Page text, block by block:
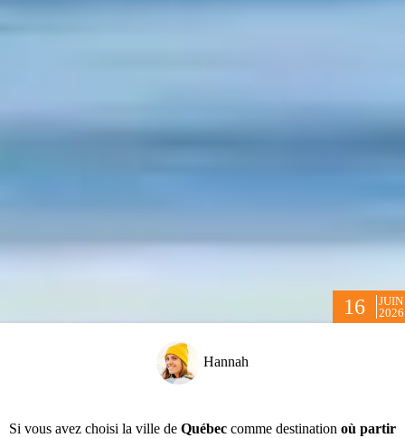
16
JUIN
2026
Hannah
Si vous avez choisi la ville de Québec comme destination où partir